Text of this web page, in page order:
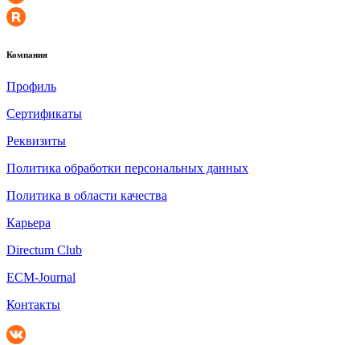
Компания
Профиль
Сертификаты
Реквизиты
Политика обработки персональных данных
Политика в области качества
Карьера
Directum Club
ECM-Journal
Контакты